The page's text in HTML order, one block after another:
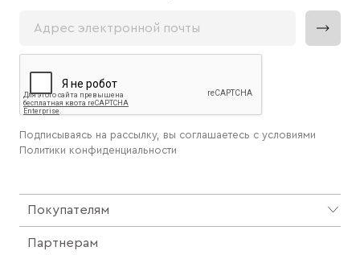
Покупателям
Партнерам
Подписываясь на рассылку, вы соглашаетесь с условиями
Политики конфиденциальности